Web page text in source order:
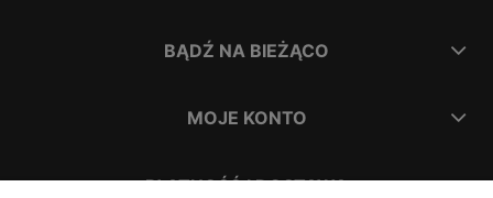
BĄDŹ NA BIEŻĄCO
MOJE KONTO
PŁATNOŚĆ I DOSTAWA